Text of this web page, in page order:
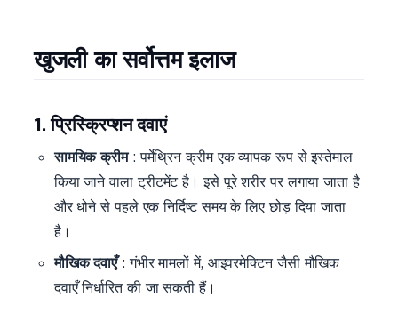
खुजली का सर्वोत्तम इलाज
1. प्रिस्क्रिप्शन दवाएं
सामयिक क्रीम: पर्मेथ्रिन क्रीम एक व्यापक रूप से इस्तेमाल
किया जाने वाला ट्रीटमेंट है। इसे पूरे शरीर पर लगाया जाता है
और धोने से पहले एक निर्दिष्ट समय के लिए छोड़ दिया जाता
है।
मौखिक दवाएँ: गंभीर मामलों में, आइवरमेक्टिन जैसी मौखिक
दवाएँ निर्धारित की जा सकती हैं।